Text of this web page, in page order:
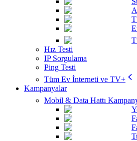
Hız Testi
IP Sorgulama
Ping Testi
Tüm Ev İnterneti ve TV+
Kampanyalar
Mobil & Data Hattı